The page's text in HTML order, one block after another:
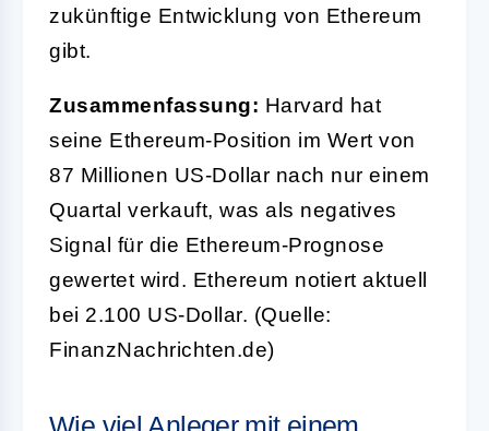
zukünftige Entwicklung von Ethereum
gibt.
Zusammenfassung: Harvard hat
seine Ethereum-Position im Wert von
87 Millionen US-Dollar nach nur einem
Quartal verkauft, was als negatives
Signal für die Ethereum-Prognose
gewertet wird. Ethereum notiert aktuell
bei 2.100 US-Dollar. (Quelle:
FinanzNachrichten.de)